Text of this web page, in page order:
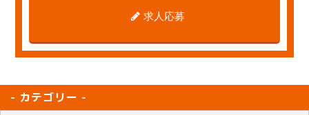
求人応募
カテゴリー